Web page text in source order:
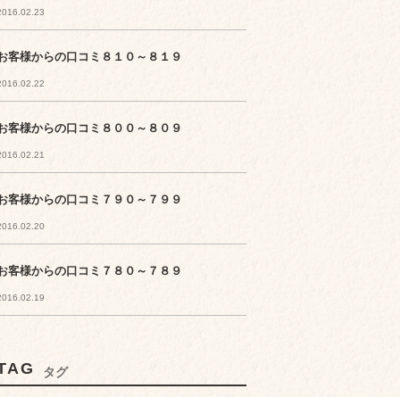
客様からの口コミ８１０～８１９
客様からの口コミ８００～８０９
客様からの口コミ７９０～７９９
客様からの口コミ７８０～７８９
タグ